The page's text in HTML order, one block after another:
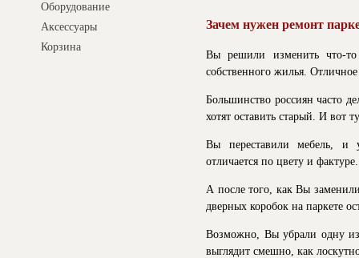
Оборудование
Аксессуары
Корзина
Зачем нужен ремонт
Вы решили изменить что-
собственного жилья.
Большинство россиян часто
хотят оставить старый. И вот
Вы переставили мебель, и
отличается по цвету и фактуре.
А после того, как Вы
дверных коробок на паркете
Возможно, Вы убрали одну
выглядит смешно, как